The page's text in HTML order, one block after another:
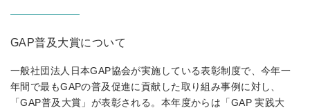
GAP普及大賞について
一般社団法人日本GAP協会が実施している表彰制度で、今年一
年間で最もGAPの普及促進に貢献した取り組み事例に対し、
「GAP普及大賞」が表彰される。本年度からは「GAP 実践大